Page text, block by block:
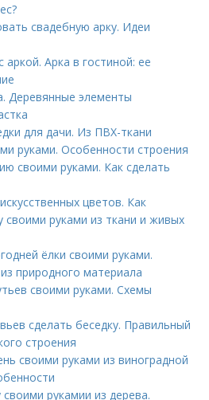
свадебную арку. Идеи
аркой. Арка в гостиной: ее
Деревянные элементы
для дачи. Из ПВХ-ткани
руками. Особенности строения
своими руками. Как сделать
цветов. Как
своими руками из ткани и живых
ёлки своими руками.
природного материала
своими руками. Схемы
сделать беседку. Правильный
строения
своими руками из виноградной
своими рукамии из дерева.